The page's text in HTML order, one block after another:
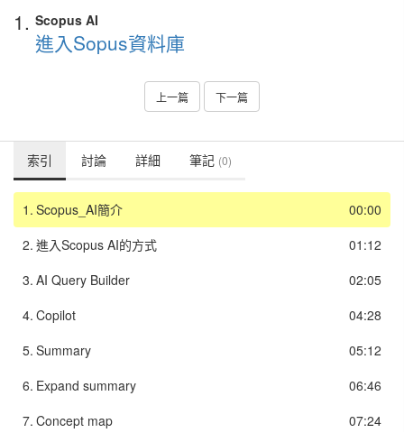
1. Scopus AI
進入Sopus資料庫
上一篇 下一篇
索引 討論 詳細 筆記 (0)
00:00
1. Scopus_AI簡介
01:12
2. 進入Scopus AI的方式
02:05
3. AI Query Builder
04:28
4. Copilot
05:12
5. Summary
06:46
6. Expand summary
07:24
7. Concept map